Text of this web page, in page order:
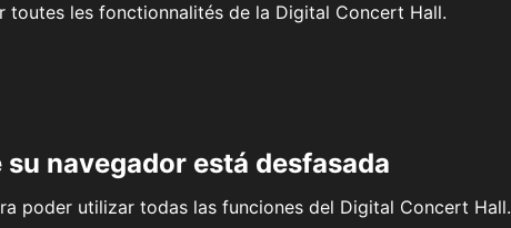
les fonctionnalités de la Digital Concert Hall.
navegador está desfasada
poder utilizar todas las funciones del Digital Concert Hall.